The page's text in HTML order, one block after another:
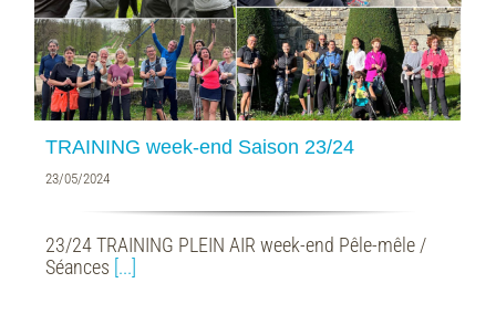
TRAINING week-end Saison 23/24
23/05/2024
23/24 TRAINING PLEIN AIR week-end Pêle-mêle /
Séances [...]